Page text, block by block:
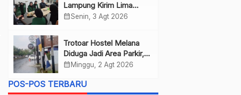
Lampung Kirim Lima
Mahasiswa PKL ke JMSI
calendar_monthSenin, 3 Agt 2026
Trotoar Hostel Melana
Diduga Jadi Area Parkir,
Warga Minta Pemda
calendar_month Minggu, 2 Agt 2026
POS-POS TERBARU